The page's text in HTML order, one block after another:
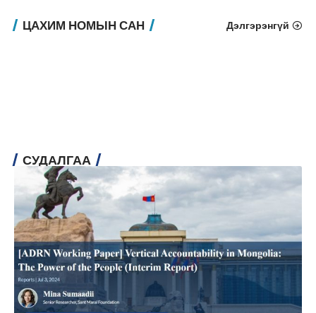
ЦАХИМ НОМЫН САН Дэлгэрэнгүй
СУДАЛГАА